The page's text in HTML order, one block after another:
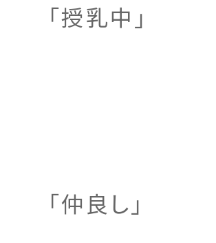
「授乳中」
「仲良し」